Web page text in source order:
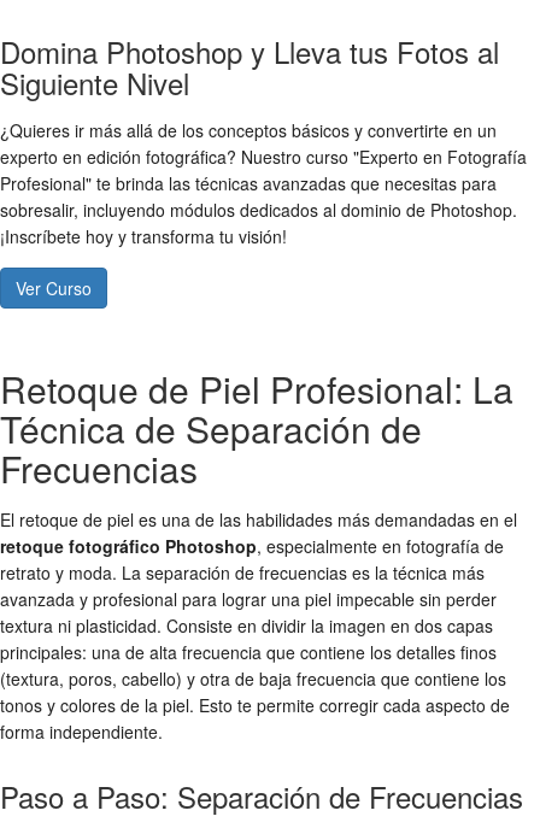
Domina Photoshop y Lleva tus Fotos al
Siguiente Nivel
¿Quieres ir más allá de los conceptos básicos y convertirte en un
experto en edición fotográfica? Nuestro curso "Experto en Fotografía
Profesional" te brinda las técnicas avanzadas que necesitas para
sobresalir, incluyendo módulos dedicados al dominio de Photoshop.
¡Inscríbete hoy y transforma tu visión!
Ver Curso
Retoque de Piel Profesional: La
Técnica de Separación de
Frecuencias
El retoque de piel es una de las habilidades más demandadas en el
retoque fotográfico Photoshop, especialmente en fotografía de
retrato y moda. La separación de frecuencias es la técnica más
avanzada y profesional para lograr una piel impecable sin perder
textura ni plasticidad. Consiste en dividir la imagen en dos capas
principales: una de alta frecuencia que contiene los detalles finos
(textura, poros, cabello) y otra de baja frecuencia que contiene los
tonos y colores de la piel. Esto te permite corregir cada aspecto de
forma independiente.
Paso a Paso: Separación de Frecuencias